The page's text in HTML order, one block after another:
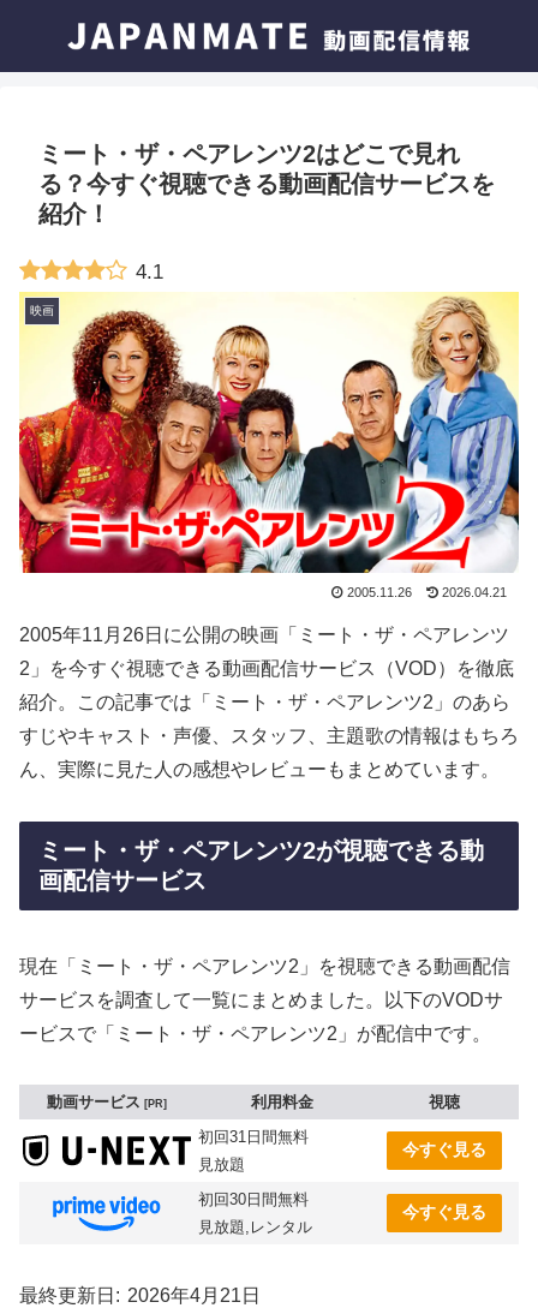
ミート・ザ・ペアレンツ2はどこで見れ
る？今すぐ視聴できる動画配信サービスを
紹介！
4.1
映画
2005.11.26 2026.04.21
2005年11月26日に公開の映画「ミート・ザ・ペアレンツ
2」を今すぐ視聴できる動画配信サービス（VOD）を徹底
紹介。この記事では「ミート・ザ・ペアレンツ2」のあら
すじやキャスト・声優、スタッフ、主題歌の情報はもちろ
ん、実際に見た人の感想やレビューもまとめています。
ミート・ザ・ペアレンツ2が視聴できる動
画配信サービス
現在「ミート・ザ・ペアレンツ2」を視聴できる動画配信
サービスを調査して一覧にまとめました。以下のVODサ
ービスで「ミート・ザ・ペアレンツ2」が配信中です。
動画サービス PR 利用料金
視聴
初回31日間無料
見放題
今すぐ見る
初回30日間無料
見放題,レンタル
今すぐ見る
最終更新日 2026年4月21日